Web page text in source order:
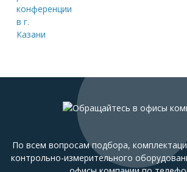
По всем вопросам подбора,
контрольно-измерительного